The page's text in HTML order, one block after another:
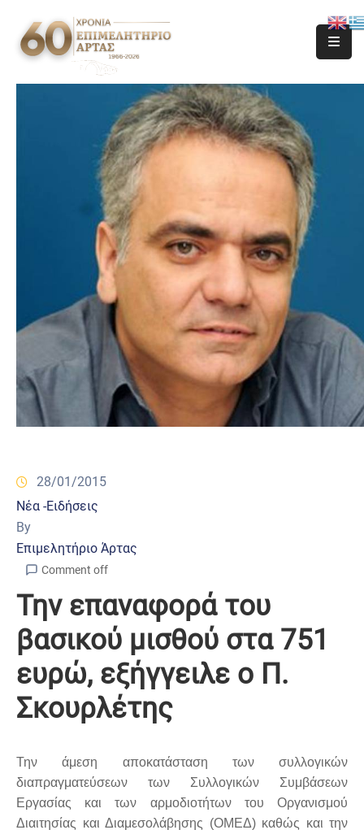
28/01/2015
Νέα -Ειδήσεις
By
Επιμελητήριο Άρτας
Comment off
Την επαναφορά του
βασικού μισθού στα 751
ευρώ, εξήγγειλε ο Π.
Σκουρλέτης
Την άμεση αποκατάσταση των συλλογικών
διαπραγματεύσεων των Συλλογικών Συμβάσεων
Εργασίας και των αρμοδιοτήτων του Οργανισμού
Διαιτησίας και Διαμεσολάβησης (ΟΜΕΔ) καθώς και την